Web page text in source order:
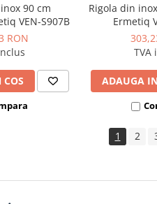
90 cm
VEN-S907B
RON
Rigola din
Ermetiq
TVA
ADAUGA
1 2